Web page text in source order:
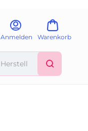
Anmelden Warenkorb